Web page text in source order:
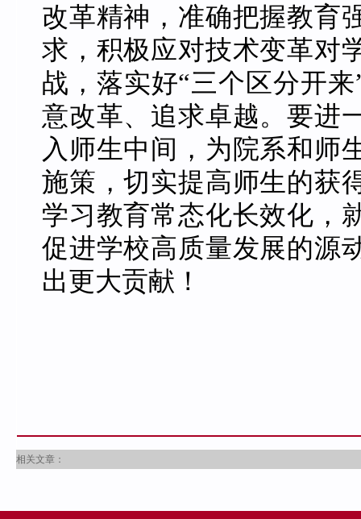
改革精神，准确把握教育
求，积极应对技术变革对
战，落实好“三个区分开
意改革、追求卓越。要进
入师生中间，为院系和师
施策，切实提高师生的获
学习教育常态化长效化，
促进学校高质量发展的源
出更大贡献！
相关文章：